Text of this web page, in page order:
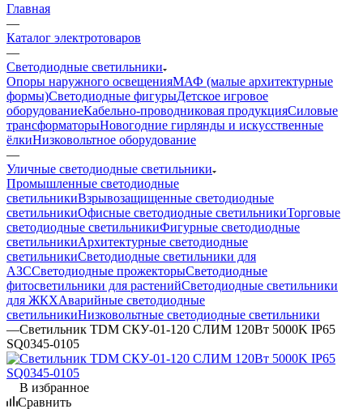
Главная
—
Каталог электротоваров
—
Светодиодные светильники
Опоры наружного освещенияМАФ (малые архитектурные
формы)Светодиодные фигурыДетское игровое
оборудованиеКабельно-проводниковая продукцияСиловые
трансформаторыНовогодние гирлянды и искусственные
ёлкиНизковольтное оборудование
—
Уличные светодиодные светильники
Промышленные светодиодные
светильникиВзрывозащищенные светодиодные
светильникиОфисные светодиодные светильникиТорговые
светодиодные светильникиФигурные светодиодные
светильникиАрхитектурные светодиодные
светильникиСветодиодные светильники для
АЗССветодиодные прожекторыСветодиодные
фитосветильники для растенийСветодиодные светильники
для ЖКХАварийные светодиодные
светильникиНизковольтные светодиодные светильники
—Светильник TDM СКУ-01-120 СЛИМ 120Вт 5000K IP65
SQ0345-0105
В избранное
Сравнить